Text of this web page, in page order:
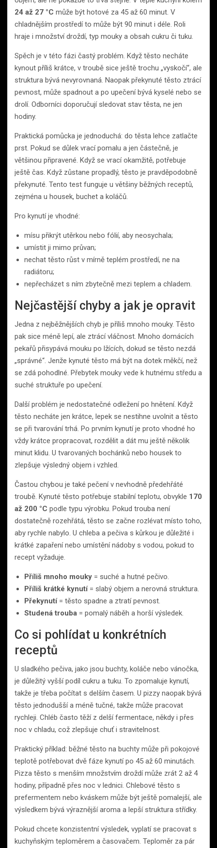
24 až 27 °C může být hotové za 45 až 60 minut. V
chladnějším prostředí to může být 90 minut i déle. Roli
hraje i množství droždí, typ mouky a obsah cukru či tuku.
Spěch je v této fázi častý problém. Když těsto necháte
kynout příliš krátce, v troubě sice ještě trochu „vyskočí“, ale
struktura bývá nevyrovnaná. Naopak překynuté těsto ztrácí
pevnost, může spadnout a po upečení bývá kyselé nebo se
drolí. Odborníci doporučují sledovat stav těsta, ne jen
hodiny.
Praktická pomůcka je jednoduchá: do těsta lehce zatlačte
prst. Pokud se důlek vrací pomalu a jen částečně, je
většinou připravené. Když se vrací okamžitě, potřebuje
ještě čas. Když zůstane propadlý, těsto je pravděpodobně
překynuté. Tento test funguje u většiny běžných receptů,
zejména u housek, buchet a koláčů.
Pro kynutí je vhodné:
mísu přikrýt utěrkou nebo fólií, aby neosychala;
umístit ji mimo průvan;
nechat těsto růst v mírně teplém prostředí, ne na
radiátoru;
nepřecházet s ním zbytečně mezi teplem a chladem.
Nejčastější chyby a jak je opravit
Jedna z nejběžnějších chyb je příliš mnoho mouky. Těsto
pak sice méně lepí, ale ztrácí vláčnost. Mnoho domácích
pekařů přisypává mouku po lžících, dokud se těsto nezdá
„správné“. Jenže kynuté těsto má být na dotek měkčí, než
se zdá pohodlné. Přebytek mouky vede k hutnému středu a
suché struktuře po upečení.
Další problém je nedostatečné odležení po hnětení. Když
těsto necháte jen krátce, lepek se nestihne uvolnit a těsto
se při tvarování trhá. Po prvním kynutí je proto vhodné ho
vždy krátce propracovat, rozdělit a dát mu ještě několik
minut klidu. U tvarovaných bochánků nebo housek to
zlepšuje výsledný objem i vzhled.
Častou chybou je také pečení v nevhodně předehřáté
troubě. Kynuté těsto potřebuje stabilní teplotu, obvykle 170
až 200 °C podle typu výrobku. Pokud trouba není
dostatečně rozehřátá, těsto se začne rozlévat místo toho,
aby rychle nabylo. U chleba a pečiva s kůrkou je důležité i
krátké zapaření nebo umístění nádoby s vodou, pokud to
recept vyžaduje.
Příliš mnoho mouky = suché a hutné pečivo.
Příliš krátké kynutí= slabý objem a nerovná struktura.
Překynutí= těsto spadne a ztratí pevnost.
Studená trouba = pomalý náběh a horší výsledek.
Co si pohlídat u konkrétních
receptů
U sladkého pečiva, jako jsou buchty, koláče nebo vánočka,
je důležitý vyšší podíl cukru a tuku. To zpomaluje kynutí,
takže je třeba počítat s delším časem. U pizzy naopak bývá
těsto jednodušší a méně tučné, takže může pracovat
rychleji. Chléb často těží z delší fermentace, někdy i přes
noc v chladu, což zlepšuje chuť i stravitelnost.
Praktický příklad: běžné těsto na buchty může při pokojové
teplotě potřebovat dvě fáze kynutí po 45 až 60 minutách.
Pizza těsto s menším množstvím droždí může zrát 2 až 4
hodiny, případně přes noc v lednici. Chlebové těsto s
prefermentem nebo kváskem může být ještě pomalejší, ale
výsledkem bývá výraznější aroma a lepší struktura střídky.
Pokud chcete konzistentní výsledek, vyplatí se pracovat s
kuchyňským teploměrem a časovačem. Teploměr za pár